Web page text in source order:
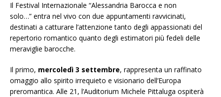
Il Festival Internazionale “Alessandria Barocca e non
solo…” entra nel vivo con due appuntamenti ravvicinati,
destinati a catturare l’attenzione tanto degli appassionati del
repertorio romantico quanto degli estimatori più fedeli delle
meraviglie barocche.
Il primo, mercoledì 3 settembre, rappresenta un raffinato
omaggio allo spirito irrequieto e visionario dell’Europa
preromantica. Alle 21, l’Auditorium Michele Pittaluga ospiterà